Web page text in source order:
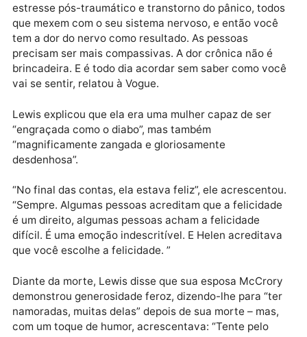
prestes a descer? Esse medo e a queda no seu
estômago? Meu diafragma se agarra. Então eu tenho
dificuldade em respirar, e todo o meu corpo entra em
um espasmo. E eu começo a chorar. Isso é o vítimas
traumas sentem todos os dias, e é… miserável. Eu
sempre digo que trauma tem cérebro. E isso reflete
tudo que você faz. Eu fico tão irritada com as
que não acreditam que a fibromialgia é real. Para
e eu acho que para muitos outros, é realmente uma
mistura de ansiedade, depressão, transtorno de
que mexem com o seu sistema nervoso, e então
tem a dor do nervo como resultado. As pessoas
precisam ser mais compassivas. A dor crônica não é
brincadeira. E é todo dia acordar sem saber como
vai se sentir, relatou à Vogue.
Lewis explicou que ela era uma mulher capaz de ser
“engraçada como o diabo”, mas também
“magnificamente zangada e gloriosamente